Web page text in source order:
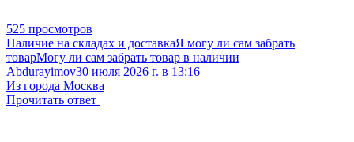
525 просмотров
Наличие на складах и доставкаЯ могу ли сам забрать
товарМогу ли сам забрать товар в наличии
Abdurayimov30 июля 2026 г. в 13:16
Из города Москва
Прочитать ответ